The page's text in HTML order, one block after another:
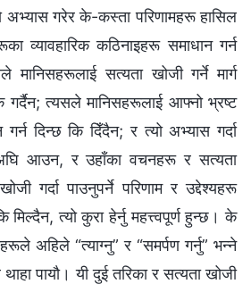
अभ्यास गरेर के-कस्ता परिणामहरू हासिल
व्यावहारिक कठिनाइहरू समाधान गर्न
सत्यता खोजी गर्ने मार्ग
गर्दैन; त्यसले मानिसहरूलाई आफ्‍नो भ्रष्ट
गर्न दिन्छ कि दिँदैन; र त्यो अभ्यास गर्दा
आउन, र उहाँका वचनहरू र सत्यता
गर्दा पाउनुपर्ने परिणाम र उद्देश्यहरू
मिल्दैन, त्यो कुरा हेर्नु महत्त्वपूर्ण हुन्छ। के
अहिले “त्याग्‍नु” र “समर्पण गर्नु” भन्‍ने
पायौ। यी दुई तरिका र सत्यता खोजी